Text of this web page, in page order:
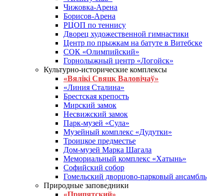
Чижовка-Арена
Борисов-Арена
РЦОП по теннису
Дворец художественной гимнастики
Центр по прыжкам на батуте в Витебске
СОК «Олимпийский»
Горнолыжный центр «Логойск»
Культурно-исторические комплексы
«Вялікі Свяцк Валовічаў»
«Линия Сталина»
Брестская крепость
Мирский замок
Несвижский замок
Парк-музей «Сула»
Музейный комплекс «Дудутки»
Троицкое предместье
Дом-музей Марка Шагала
Мемориальный комплекс «Хатынь»
Софийский собор
Гомельский дворцово-парковый ансамбль
Природные заповедники
«Припятский»